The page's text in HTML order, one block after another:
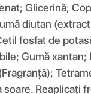
Glicerină;
diutan
fosfat de
Gumă